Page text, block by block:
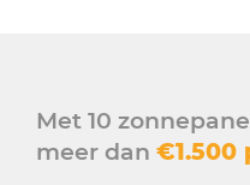
Met 10
meer dan €1.500